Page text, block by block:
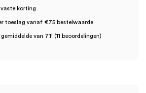
5 ml
(100)” te beoordelen
korting
toeslag vanaf €75 bestelwaarde
van 7.1! (11 beoordelingen)